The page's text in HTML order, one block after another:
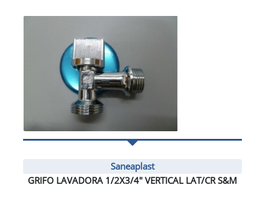
Saneaplast
GRIFO LAVADORA 1/2X3/4" VERTICAL LAT/CR S&M